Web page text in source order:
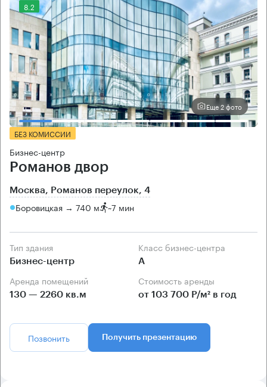
8.2
Еще 2 фото
БЕЗ КОМИССИИ
Бизнес-центр
Романов двор
Москва, Романов переулок, 4
Боровицкая → 740 м ~7 мин
Тип здания
Бизнес-центр
Класс бизнес-центра
А
Аренда помещений
130 — 2260 кв.м
Стоимость аренды
от 103 700 Р/м² в год
Позвонить Получить презентацию